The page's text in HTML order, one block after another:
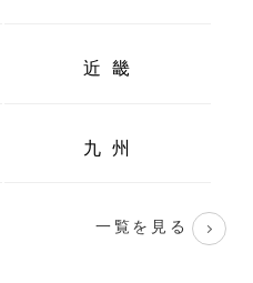
近 畿
九 州
一覧を見る